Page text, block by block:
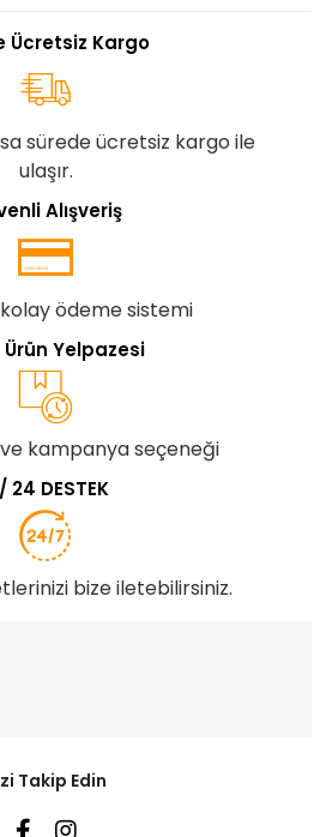
Ücretsiz Kargo
sürede ücretsiz kargo ile
ulaşır.
Alışveriş
ödeme sistemi
Ürün Yelpazesi
kampanya seçeneği
24 DESTEK
bize iletebilirsiniz.
Takip Edin